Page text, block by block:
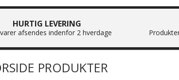
HURTIG LEVERING
afsendes indenfor 2 hverdage
PRODUKTER